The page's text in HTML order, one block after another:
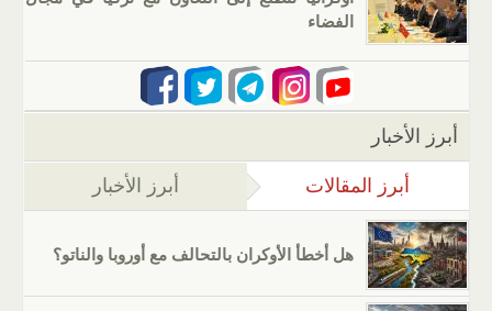
الفضاء
أبرز الأخبار
أبرز المقالات (علامة التبويب النشطة)
أبرز الأخبار
هل أخطأ الأوكران بالتحالف مع أوروبا والناتو؟